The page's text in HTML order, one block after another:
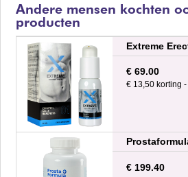
Andere mensen kochten
producten
Extreme
€ 69.00
€ 13,50 korting
€ 199.40